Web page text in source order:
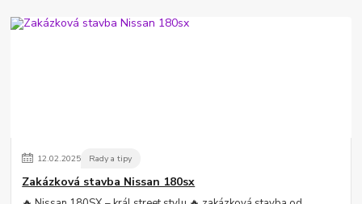
12.02.2025 Rady a tipy
Zakázková stavba Nissan 180sx